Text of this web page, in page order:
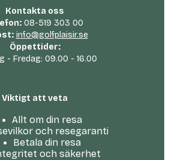
Kontakta oss
08-519 303 00
info@golfplaisir.se
Öppettider:
- Fredag: 09.00 - 16.00
Viktigt att veta
Allt om din resa
och resegaranti
Betala din resa
och säkerhet